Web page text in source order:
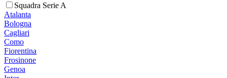
Squadra Serie A
Atalanta
Bologna
Cagliari
Como
Fiorentina
Frosinone
Genoa